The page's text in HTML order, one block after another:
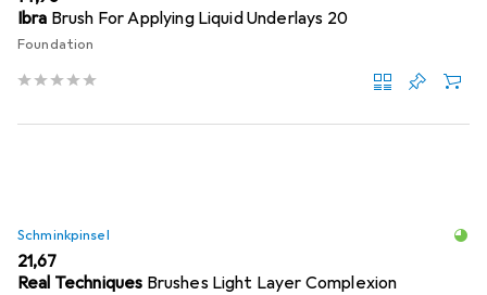
Ibra Brush For Applying Liquid Underlays 20
Foundation
Schminkpinsel
EUR
21,67
Real Techniques Brushes Light Layer Complexion